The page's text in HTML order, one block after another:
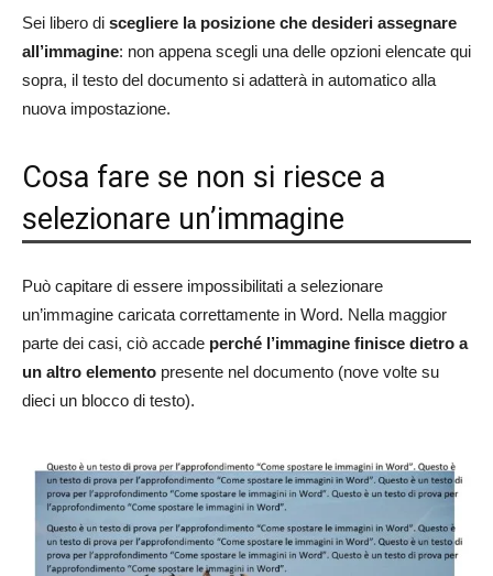
Sei libero di scegliere la posizione che desideri assegnare
all’immagine: non appena scegli una delle opzioni elencate qui
sopra, il testo del documento si adatterà in automatico alla
nuova impostazione.
Cosa fare se non si riesce a
selezionare un’immagine
Può capitare di essere impossibilitati a selezionare
un’immagine caricata correttamente in Word. Nella maggior
parte dei casi, ciò accade perché l’immagine finisce dietro a
un altro elemento presente nel documento (nove volte su
dieci un blocco di testo).